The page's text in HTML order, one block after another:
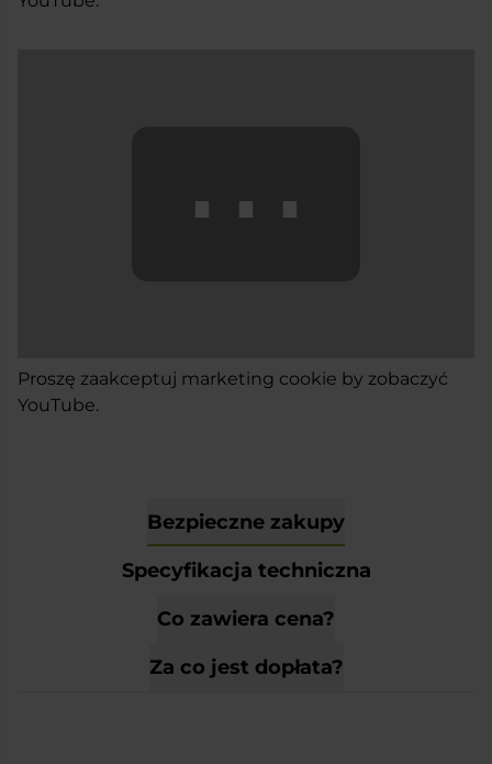
⋯
Proszę zaakceptuj marketing cookie by zobaczyć
YouTube.
Bezpieczne zakupy
Specyfikacja techniczna
Co zawiera cena?
Za co jest dopłata?